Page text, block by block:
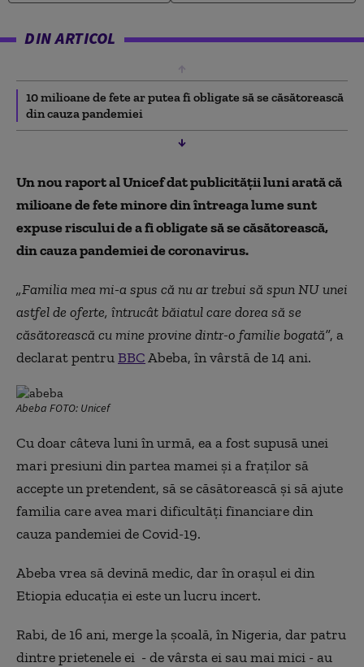
DIN ARTICOL
10 milioane de fete ar putea fi obligate să se căsătorească
din cauza pandemiei
Un nou raport al Unicef ​​dat publicității luni arată că
milioane de fete minore din întreaga lume sunt
expuse riscului de a fi obligate să se căsătorească,
din cauza pandemiei de coronavirus.
„Familia mea mi-a spus că nu ar trebui să spun NU unei
astfel de oferte, întrucât băiatul care dorea să se
căsătorească cu mine provine dintr-o familie bogată”, a
declarat pentruBBCAbeba, în vârstă de 14 ani.
Abeba FOTO: Unicef
Cu doar câteva luni în urmă, ea a fost supusă unei
mari presiuni din partea mamei și a fraților să
accepte un pretendent, să se căsătorească și să ajute
familia care avea mari dificultăți financiare din
cauza pandemiei de Covid-19.
Abeba vrea să devină medic, dar în orașul ei din
Etiopia educația ei este un lucru incert.
Rabi, de 16 ani, merge la școală, în Nigeria, dar patru
dintre prietenele ei - de vârsta ei sau mai mici - au